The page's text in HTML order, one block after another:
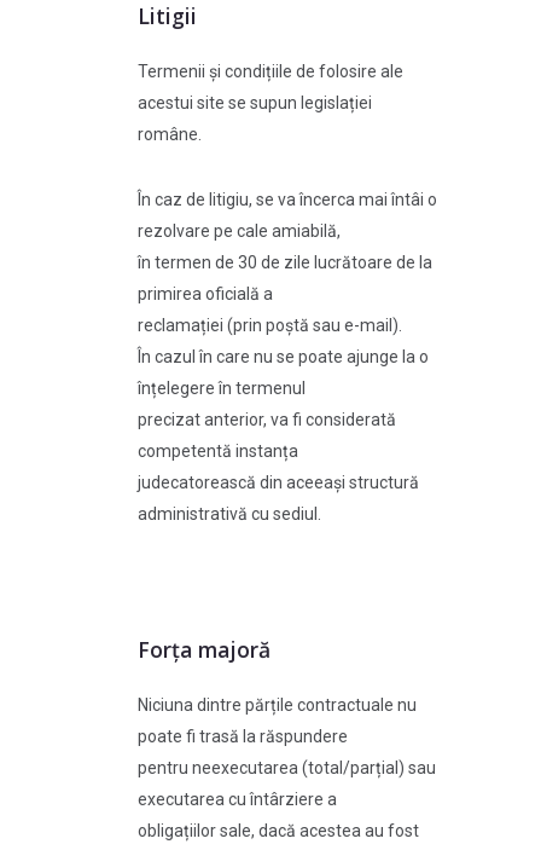
Litigii
Termenii și condițiile de folosire ale
acestui site se supun legislației
române.
În caz de litigiu, se va încerca mai întâi o
rezolvare pe cale amiabilă,
în termen de 30 de zile lucrătoare de la
primirea oficială a
reclamației (prin poștă sau e-mail).
În cazul în care nu se poate ajunge la o
înțelegere în termenul
precizat anterior, va fi considerată
competentă instanța
judecatorească din aceeași structură
administrativă cu sediul.
Forța majoră
Niciuna dintre părțile contractuale nu
poate fi trasă la răspundere
pentru neexecutarea (total/parțial) sau
executarea cu întârziere a
obligațiilor sale, dacă acestea au fost